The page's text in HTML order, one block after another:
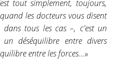
tout simplement, toujours,
les docteurs vous disent
tous les cas –, c'est un
un déséquilibre entre divers
entre les forces...»